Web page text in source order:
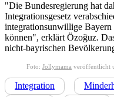
"Die Bundesregierung hat
Integrationsgesetz
integrationsunwillige Bayern
können", erklärt Özoğuz.
nicht-bayrischen
Foto: Jollymama veröffentlicht
Integration